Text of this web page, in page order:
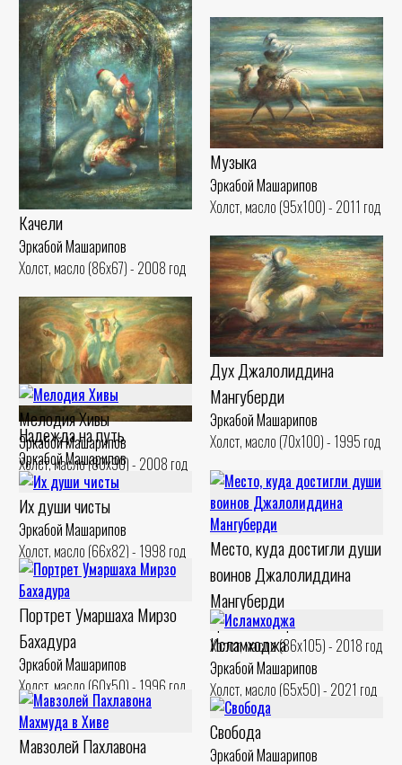
Качели
Эркабой Машарипов
Холст, масло (86x67) - 2008 год
Музыка
Эркабой Машарипов
Холст, масло (95x100) - 2011 год
Дух Джалолиддина
Мангуберди
Эркабой Машарипов
Холст, масло (70x100) - 1995 год
Надежда на путь
Эркабой Машарипов
Холст, масло (91x130) - 1991 год
Мелодия Хивы
Эркабой Машарипов
Холст, масло (80x90) - 2008 год
Место, куда достигли души
воинов Джалолиддина
Мангуберди
Эркабой Машарипов
Холст, масло (86x105) - 2018 год
Их души чисты
Эркабой Машарипов
Холст, масло (66x82) - 1998 год
Портрет Умаршаха Мирзо
Бахадура
Эркабой Машарипов
Холст, масло (60x50) - 1996 год
Исламходжа
Эркабой Машарипов
Холст, масло (65x50) - 2021 год
Мавзолей Пахлавона
Свобода
Эркабой Машарипов